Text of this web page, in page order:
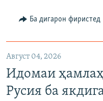
Ба дигарон фиристед
Август 04, 2026
Идомаи
Русия ба